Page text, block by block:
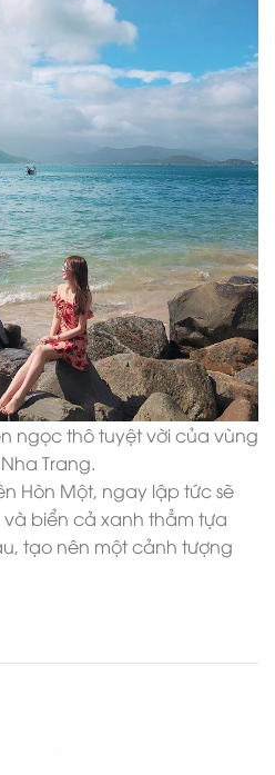
ngọc thô tuyệt vời của vùng
Trang.
Hòn Một, ngay lập tức sẽ
biển cả xanh thẳm tựa
tạo nên một cảnh tượng